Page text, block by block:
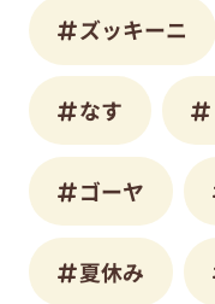
ズッキーニ
なす
ゴーヤ
夏休み